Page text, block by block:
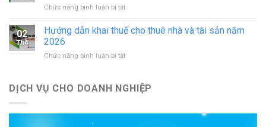
in
nhất
định
nhất
tục
tư
ngoài
Chức năng bình luận bị tắtở
loại
báo
đầu
nộp
02
Th4
Hướng dẫn khai thuế cho thuê nhà và tài sản năm
2026
Chức năng bình luận bị tắtở
khai
thuê
DỊCH VỤ CHO DOANH NGHIỆP